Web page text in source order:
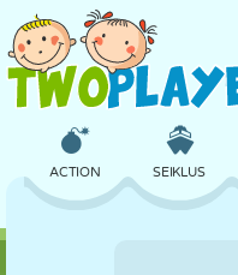
ACTION SEIKLUS